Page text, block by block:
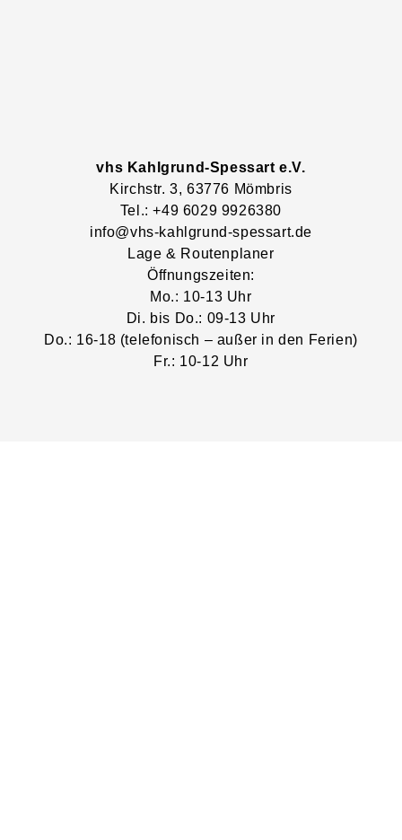
vhs Kahlgrund-Spessart e.V.
Kirchstr. 3, 63776 Mömbris
Tel.: +49 6029 9926380
info@vhs-kahlgrund-spessart.de
Lage & Routenplaner
Öffnungszeiten:
Mo.: 10-13 Uhr
Di. bis Do.: 09-13 Uhr
Do.: 16-18 (telefonisch – außer in den Ferien)
Fr.: 10-12 Uhr